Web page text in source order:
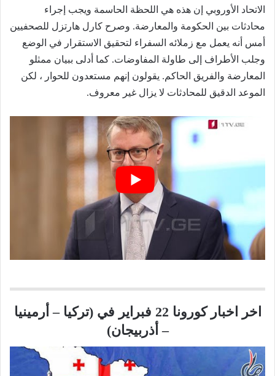
الاتحاد الأوروبي إن هذه هي اللحظة الحاسمة ويجب إجراء
محادثات بين الحكومة والمعارضة. وصرح كارل هارتزل للصحفيين
أمس أنه يعمل مع زملائه السفراء لتحقيق الاستقرار في الوضع
وجلب الأطراف إلى طاولة المفاوضات. كما أدلى ببيان ممثلو
المعارضة والفريق الحاكم. يقولون إنهم مستعدون للحوار ، لكن
الموعد الدقيق للمحادثات لا يزال غير معروف.
اخر اخبار كورونا 22 فبراير في (تركيا – أرمينيا
– أذربيجان)